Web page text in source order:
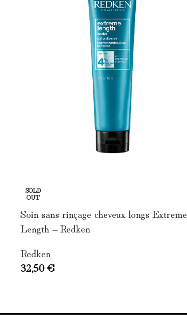
SOLD
OUT
Soin sans rinçage cheveux longs Extreme
Length – Redken
Redken
32,50€